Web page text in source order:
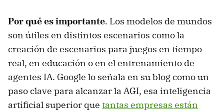
Por qué es importante. Los modelos de mundos
son útiles en distintos escenarios como la
creación de escenarios para juegos en tiempo
real, en educación o en el entrenamiento de
agentes IA. Google lo señala en su blog como un
paso clave para alcanzar la AGI, esa inteligencia
artificial superior que tantas empresas están